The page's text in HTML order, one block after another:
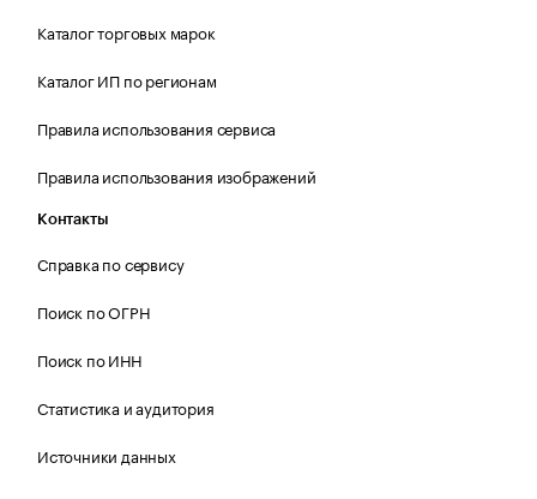
Каталог торговых марок
Каталог ИП по регионам
Правила использования сервиса
Правила использования изображений
Контакты
Справка по сервису
Поиск по ОГРН
Поиск по ИНН
Статистика и аудитория
Источники данных